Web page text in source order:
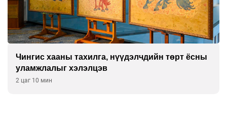
Чингис хааны тахилга, нүүдэлчдийн төрт ёсны
уламжлалыг хэлэлцэв
2 цаг 10 мин